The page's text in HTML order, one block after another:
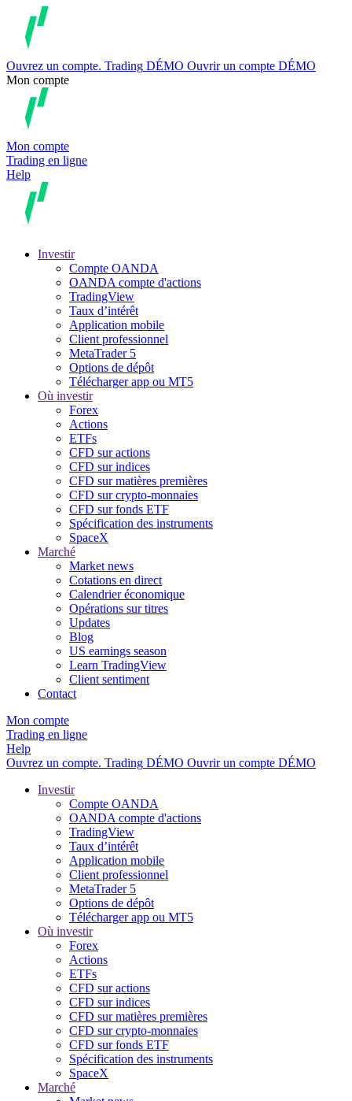
Ouvrez un compte. Trading DÉMO Ouvrir un compte DÉMO
Mon compte
Mon compte
Trading en ligne
Help
Investir
Compte OANDA
OANDA compte d'actions
TradingView
Taux d’intérêt
Application mobile
Client professionnel
MetaTrader 5
Options de dépôt
Télécharger app ou MT5
Où investir
Forex
Actions
ETFs
CFD sur actions
CFD sur indices
CFD sur matières premières
CFD sur crypto-monnaies
CFD sur fonds ETF
Spécification des instruments
SpaceX
Marché
Market news
Cotations en direct
Calendrier économique
Opérations sur titres
Updates
Blog
US earnings season
Learn TradingView
Client sentiment
Contact
Mon compte
Trading en ligne
Help
Ouvrez un compte. Trading DÉMO Ouvrir un compte DÉMO
Investir
Compte OANDA
OANDA compte d'actions
TradingView
Taux d’intérêt
Application mobile
Client professionnel
MetaTrader 5
Options de dépôt
Télécharger app ou MT5
Où investir
Forex
Actions
ETFs
CFD sur actions
CFD sur indices
CFD sur matières premières
CFD sur crypto-monnaies
CFD sur fonds ETF
Spécification des instruments
SpaceX
Marché